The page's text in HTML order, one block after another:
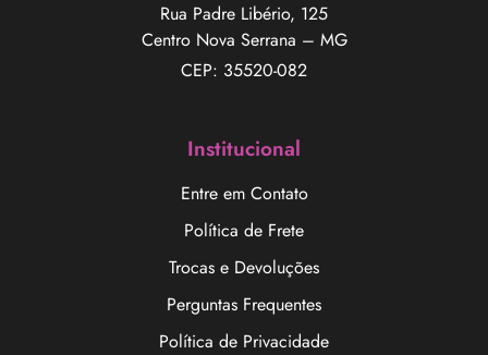
Rua Padre Libério, 125
Centro Nova Serrana – MG
CEP: 35520-082
Institucional
Entre em Contato
Política de Frete
Trocas e Devoluções
Perguntas Frequentes
Política de Privacidade